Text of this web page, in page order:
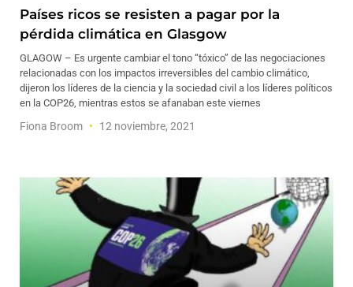
Países ricos se resisten a pagar por la
pérdida climática en Glasgow
GLAGOW – Es urgente cambiar el tono “tóxico” de las negociaciones
relacionadas con los impactos irreversibles del cambio climático,
dijeron los líderes de la ciencia y la sociedad civil a los líderes políticos
en la COP26, mientras estos se afanaban este viernes
Fiona Broom 12 noviembre, 2021